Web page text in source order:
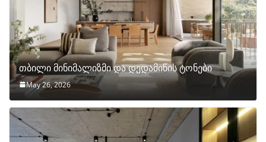
თბილი მინიმალიზმი და დედამიწის ტონები
May 26, 2026